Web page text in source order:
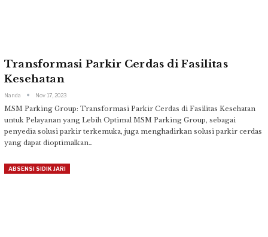
Transformasi Parkir Cerdas di Fasilitas
Kesehatan
Nanda Nov 17, 2023
MSM Parking Group: Transformasi Parkir Cerdas di Fasilitas Kesehatan
untuk Pelayanan yang Lebih Optimal MSM Parking Group, sebagai
penyedia solusi parkir terkemuka, juga menghadirkan solusi parkir cerdas
yang dapat dioptimalkan…
ABSENSI SIDIK JARI